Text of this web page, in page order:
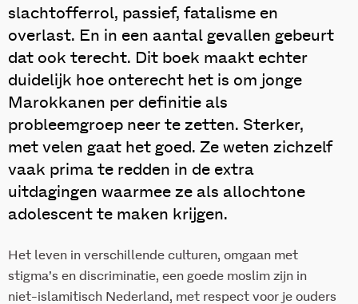
slachtofferrol, passief, fatalisme en
overlast. En in een aantal gevallen gebeurt
dat ook terecht. Dit boek maakt echter
duidelijk hoe onterecht het is om jonge
Marokkanen per definitie als
probleemgroep neer te zetten. Sterker,
met velen gaat het goed. Ze weten zichzelf
vaak prima te redden in de extra
uitdagingen waarmee ze als allochtone
adolescent te maken krijgen.
Het leven in verschillende culturen, omgaan met
stigma’s en discriminatie, een goede moslim zijn in
niet-islamitisch Nederland, met respect voor je ouders